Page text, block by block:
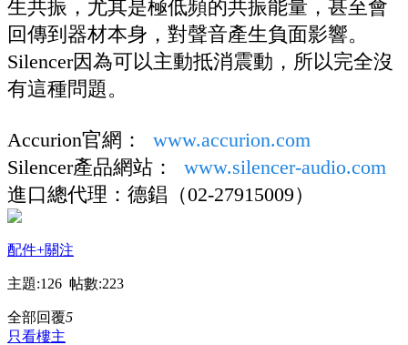
生共振，尤其是極低頻的共振能量，甚至會
回傳到器材本身，對聲音產生負面影響。
Silencer因為可以主動抵消震動，所以完全沒
有這種問題。
Accurion官網：
www.accurion.com
Silencer產品網站：
www.silencer-audio.com
進口總代理：德錩（02-27915009）
配件+關注
主題:126 帖數:223
全部回覆5
只看樓主